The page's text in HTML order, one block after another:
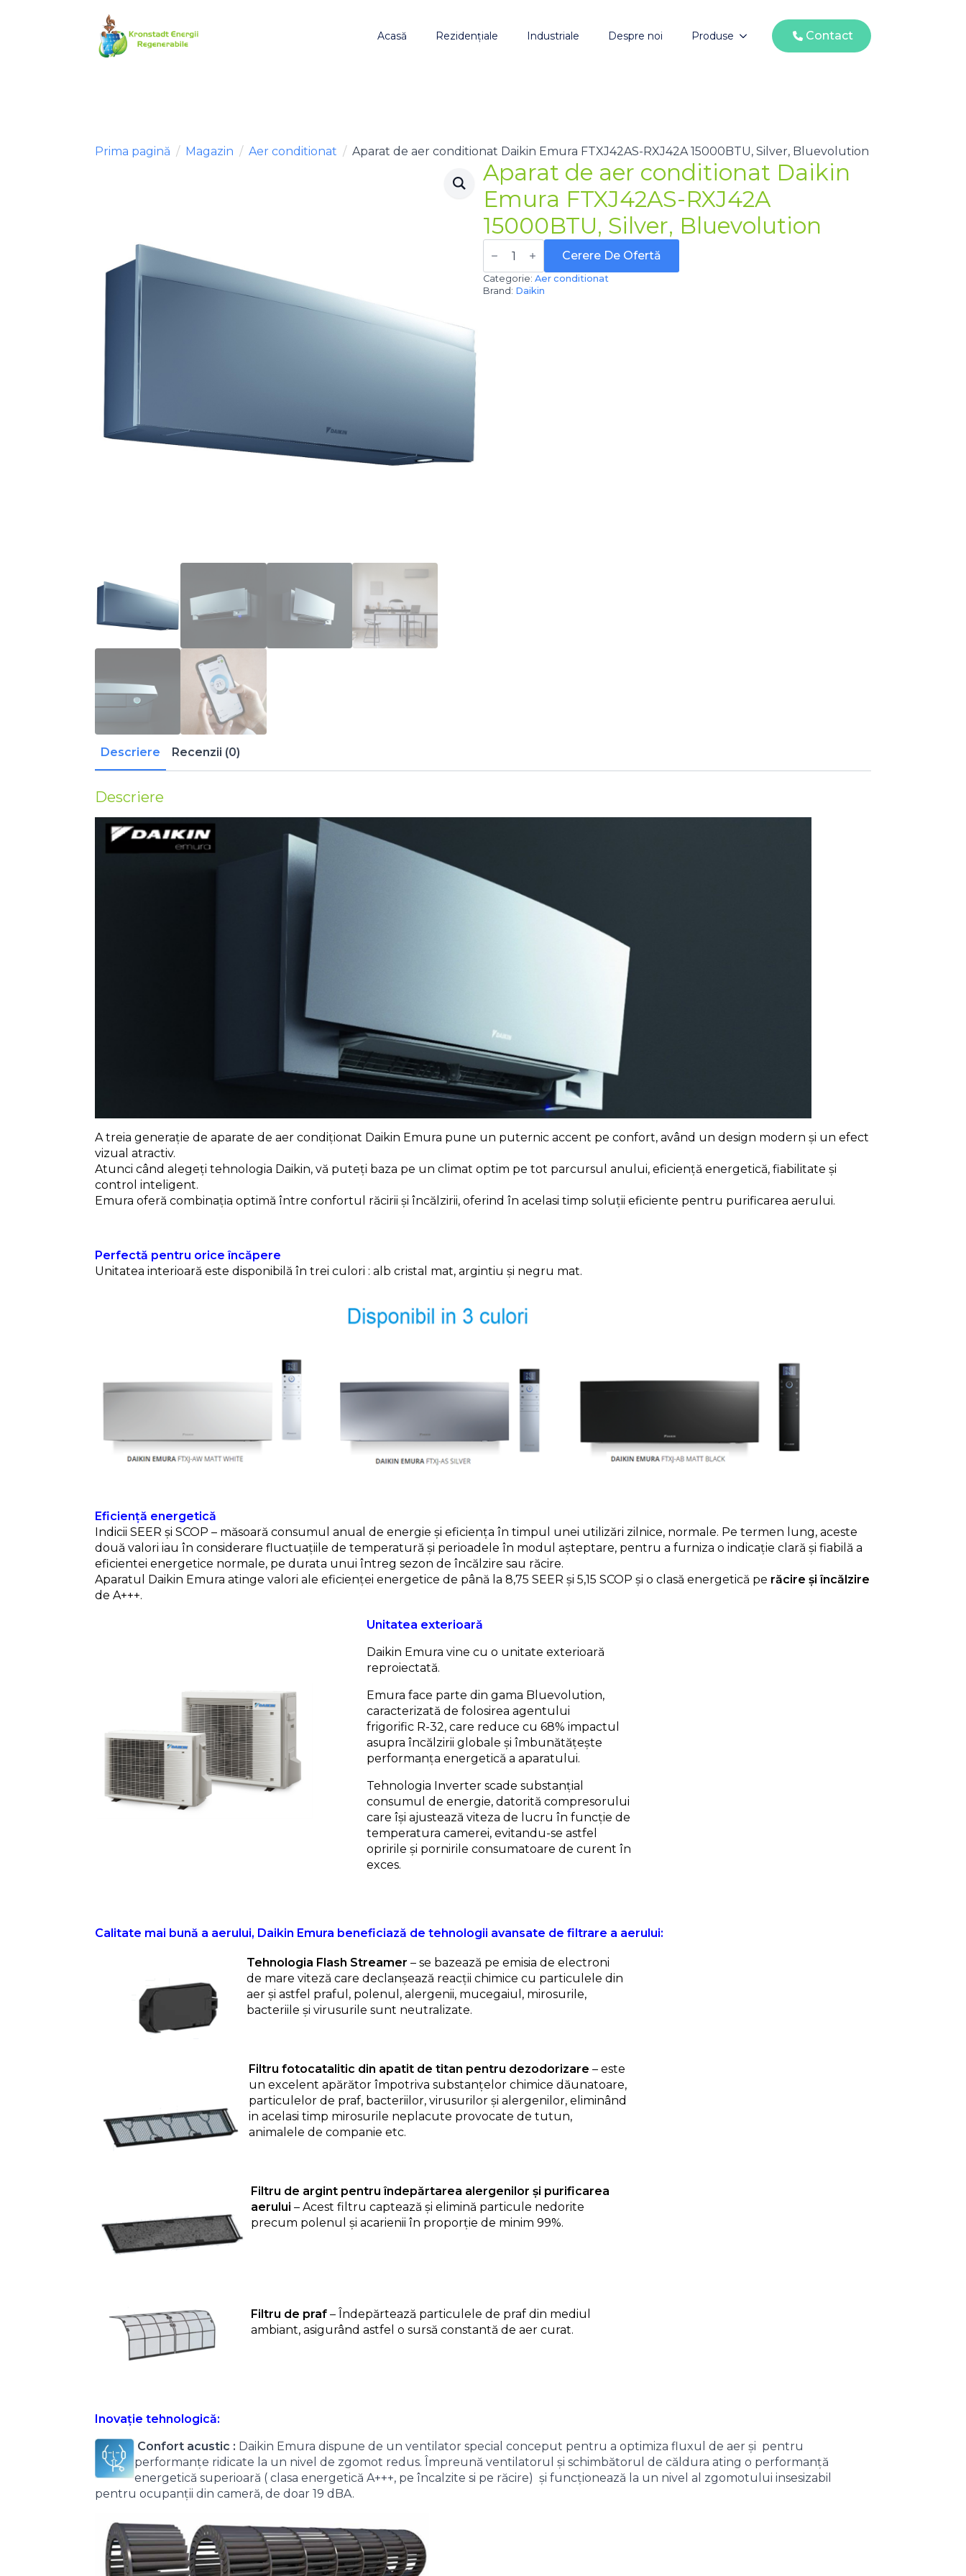
Acasă Rezidențiale Industriale Despre noi Produse Contact
Prima pagină Magazin Aer conditionat Aparat de aer conditionat Daikin Emura FTXJ42AS-RXJ42A 15000BTU, Silver, Bluevolution
Aparat de aer conditionat Daikin
Emura FTXJ42AS-RXJ42A
15000BTU, Silver, Bluevolution
Cantitate
Aparat
aer
conditionat
Cerere De Ofertă
Categorie: Aer conditionat
Brand: Daikin
Descriere Recenzii (0)
Descriere
A treia generație de aparate de aer condiționat Daikin Emura pune un puternic accent pe confort, având un design modern și un efect
vizual atractiv.
Atunci când alegeți tehnologia Daikin, vă puteți baza pe un climat optim pe tot parcursul anului, eficiență energetică, fiabilitate și
control inteligent.
Emura oferă combinația optimă între confortul răcirii și încălzirii, oferind în acelasi timp soluții eficiente pentru purificarea aerului.
Perfectă pentru orice încăpere
Unitatea interioară este disponibilă în trei culori : alb cristal mat, argintiu și negru mat.
Eficiență energetică
Indicii SEER și SCOP – măsoară consumul anual de energie şi eficiența în timpul unei utilizări zilnice, normale. Pe termen lung, aceste
două valori iau în considerare fluctuațiile de temperatură și perioadele în modul aşteptare, pentru a furniza o indicație clară şi fiabilă a
eficientei energetice normale, pe durata unui întreg sezon de încălzire sau răcire.
Aparatul Daikin Emura atinge valori ale eficienței energetice de până la 8,75 SEER și 5,15 SCOP și o clasă energetică pe răcire și încălzire
de A+++.
Unitatea exterioară
Daikin Emura vine cu o unitate exterioară
reproiectată.
Emura face parte din gama Bluevolution,
caracterizată de folosirea agentului
frigorific R-32, care reduce cu 68% impactul
asupra încălzirii globale și îmbunătățește
performanța energetică a aparatului.
Tehnologia Inverter scade substanțial
consumul de energie, datorită compresorului
care își ajustează viteza de lucru în funcție de
temperatura camerei, evitandu-se astfel
opririle și pornirile consumatoare de curent în
exces.
Calitate mai bună a aerului, Daikin Emura beneficiază de tehnologii avansate de filtrare a aerului:
Tehnologia Flash Streamer – se bazează pe emisia de electroni
de mare viteză care declanșează reacții chimice cu particulele din
aer și astfel praful, polenul, alergenii, mucegaiul, mirosurile,
bacteriile și virusurile sunt neutralizate.
Filtru fotocatalitic din apatit de titan pentru dezodorizare – este
un excelent apărător împotriva substanțelor chimice dăunatoare,
particulelor de praf, bacteriilor, virusurilor și alergenilor, eliminând
in acelasi timp mirosurile neplacute provocate de tutun,
animalele de companie etc.
Filtru de argint pentru îndepărtarea alergenilor și purificarea
aerului – Acest filtru captează și elimină particule nedorite
precum polenul și acarienii în proporție de minim 99%.
Filtru de praf – Îndepărtează particulele de praf din mediul
ambiant, asigurând astfel o sursă constantă de aer curat.
Inovație tehnologică:
Confort acustic : Daikin Emura dispune de un ventilator special conceput pentru a optimiza fluxul de aer și pentru
performanțe ridicate la un nivel de zgomot redus. Împreună ventilatorul și schimbătorul de căldura ating o performanță
energetică superioară ( clasa energetică A+++, pe încalzite si pe răcire) și funcționează la un nivel al zgomotului insesizabil
pentru ocupanții din cameră, de doar 19 dBA.